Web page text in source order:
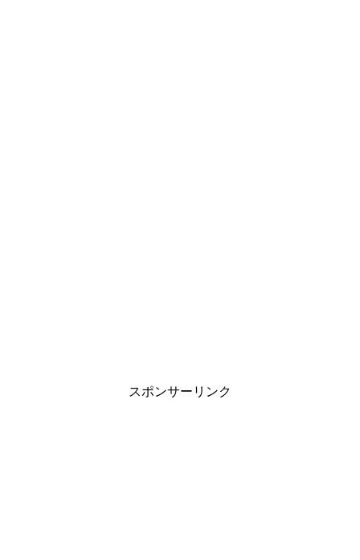
スポンサーリンク